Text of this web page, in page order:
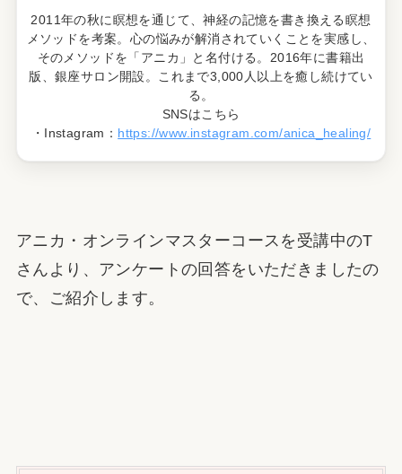
2011年の秋に瞑想を通じて、神経の記憶を書き換える瞑想
メソッドを考案。心の悩みが解消されていくことを実感し、
そのメソッドを「アニカ」と名付ける。2016年に書籍出
版、銀座サロン開設。これまで3,000人以上を癒し続けてい
る。
SNSはこちら
・Instagram： https://www.instagram.com/anica_healing/
アニカ・オンラインマスターコースを受講中のT
さんより、アンケートの回答をいただきましたの
で、ご紹介します。